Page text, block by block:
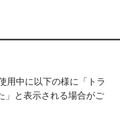
用中に以下の様に「トラ
」と表示される場合がご